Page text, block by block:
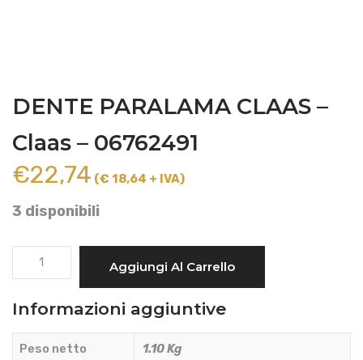
DENTE PARALAMA CLAAS –
Claas – 06762491
€22,74 (€ 18,64 + IVA)
3 disponibili
DENTE
PARALAMA
-
Claas
Aggiungi Al Carrello
Informazioni aggiuntive
Peso netto 1.10 Kg